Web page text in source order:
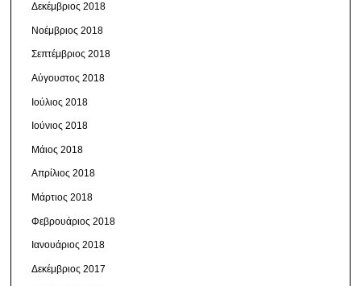
Δεκέμβριος 2018
Νοέμβριος 2018
Σεπτέμβριος 2018
Αύγουστος 2018
Ιούλιος 2018
Ιούνιος 2018
Μάιος 2018
Απρίλιος 2018
Μάρτιος 2018
Φεβρουάριος 2018
Ιανουάριος 2018
Δεκέμβριος 2017